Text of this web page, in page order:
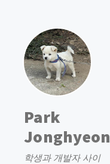
Park
Jonghyeon
학생과 개발자 사이